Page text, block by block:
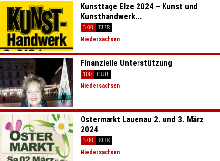
Kunsttage Elze 2024 – Kunst und
Kunsthandwerk...
3.00
EUR
Niedersachsen
Finanzielle Unterstützung
100
EUR
Niedersachsen
Ostermarkt Lauenau 2. und 3. März
2024
3.00
EUR
Niedersachsen